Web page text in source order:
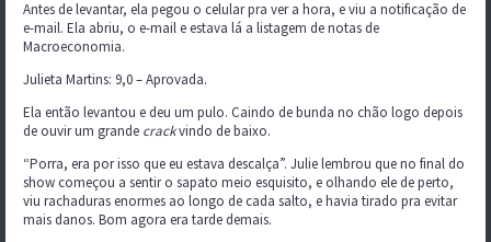
Antes de levantar, ela pegou o celular pra ver a hora, e viu a notificação de
e-mail. Ela abriu, o e-mail e estava lá a listagem de notas de
Macroeconomia.
Julieta Martins: 9,0 – Aprovada.
Ela então levantou e deu um pulo. Caindo de bunda no chão logo depois
de ouvir um grande crackvindo de baixo.
“Porra, era por isso que eu estava descalça”. Julie lembrou que no final do
show começou a sentir o sapato meio esquisito, e olhando ele de perto,
viu rachaduras enormes ao longo de cada salto, e havia tirado pra evitar
mais danos. Bom agora era tarde demais.